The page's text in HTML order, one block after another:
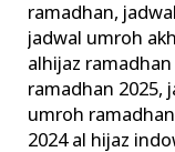
ramadhan,
jadwal umroh
alhijaz ramadhan
ramadhan 2025,
umroh
2024 al hijaz